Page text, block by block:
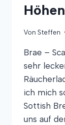
Von Steffen
Brae –
sehr
ich mich
Sottish
uns auf